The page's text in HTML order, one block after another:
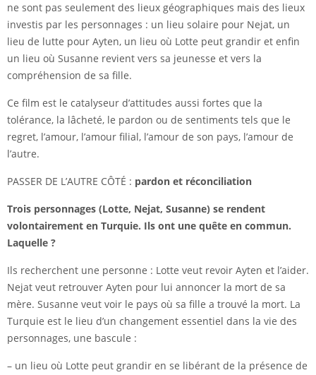
ne sont pas seulement des lieux géographiques mais des lieux
investis par les personnages : un lieu solaire pour Nejat, un
lieu de lutte pour Ayten, un lieu où Lotte peut grandir et enfin
un lieu où Susanne revient vers sa jeunesse et vers la
compréhension de sa fille.
Ce film est le catalyseur d’attitudes aussi fortes que la
tolérance, la lâcheté, le pardon ou de sentiments tels que le
regret, l’amour, l’amour filial, l’amour de son pays, l’amour de
l’autre.
PASSER DE L’AUTRE CÔTÉ : pardon et réconciliation
Trois personnages (Lotte, Nejat, Susanne) se rendent
volontairement en Turquie. Ils ont une quête en commun.
Laquelle ?
Ils recherchent une personne : Lotte veut revoir Ayten et l’aider.
Nejat veut retrouver Ayten pour lui annoncer la mort de sa
mère. Susanne veut voir le pays où sa fille a trouvé la mort. La
Turquie est le lieu d’un changement essentiel dans la vie des
personnages, une bascule :
– un lieu où Lotte peut grandir en se libérant de la présence de